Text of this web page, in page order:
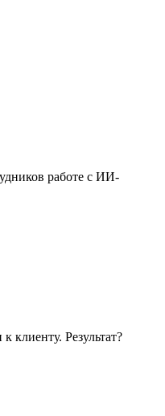
работе с ИИ-
клиенту. Результат?